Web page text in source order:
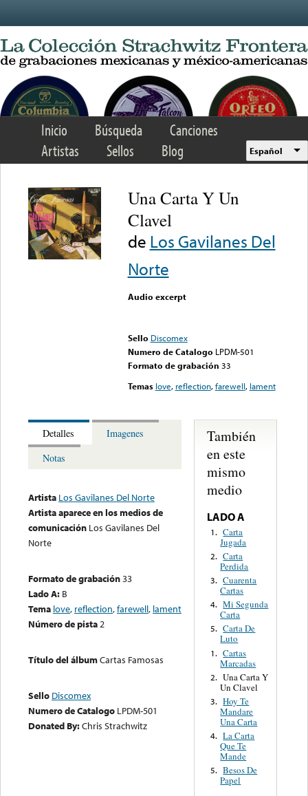
Inicio Búsqueda
Canciones
Artistas
Sellos Blog Español
Una Carta Y Un
Clavel
de Los Gavilanes Del
Norte
Audio excerpt
Sello Discomex
Numero de Catalogo LPDM-501
Formato de grabación 33
Temas love, reflection,farewell, lament
Detalles
Imagenes
Notas
Artista Los Gavilanes Del Norte
Artista aparece en los medios de
comunicación Los Gavilanes Del
Norte
Formato de grabación33
Lado A: B
Tema love, reflection,farewell, lament
Número de pista2
Título del álbumCartas Famosas
Sello Discomex
Numero de Catalogo LPDM-501
Donated By:Chris Strachwitz
También
en este
mismo
medio
LADO A
1. Carta
Jugada
2. Carta
Perdida
3. Cuarenta
Cartas
4. Mi Segunda
Carta
5. Carta De
Luto
1. Cartas
Marcadas
2. Una Carta Y
Un Clavel
3. Hoy Te
Mandare
Una Carta
4. La Carta
Que Te
Mande
5. Besos De
Papel